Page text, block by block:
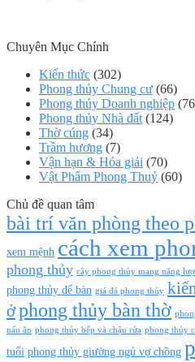
Chuyên Mục Chính
Kiến thức (302)
Phong thủy Chung cư (66)
Phong thủy Doanh nghiệp
Phong thủy Nhà đất (124)
Thờ cúng (34)
Trầm hương (7)
Vận hạn & Hóa giải (70)
Vật Phẩm Phong Thuỷ (60)
Chủ đề quan tâm
bài trí văn phòng theo
xem mệnh cách xem
phong thủy cây phong thủy mang năng
phong thủy để bàn giá đá phong thủy
ởphong thủy bàn thờ
nấu ăn phong thủy bếp và chậu rửa phong thủy
tuổi phong thủy giường ngủ vợ chồng